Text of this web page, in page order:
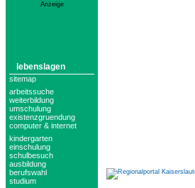
Anzeige
lebenslagen
sitemap
arbeitssuche
weiterbildung
umschulung
existenzgruendung
computer & internet
kindergarten
einschulung
schulbesuch
ausbildung
berufswahl
studium